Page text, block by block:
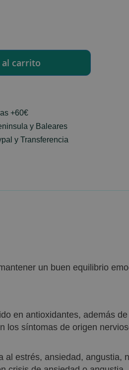
+60€
y Baleares
y Transferencia
un buen equilibrio
en antioxidantes, además
los síntomas de origen
estrés, ansiedad, angustia,